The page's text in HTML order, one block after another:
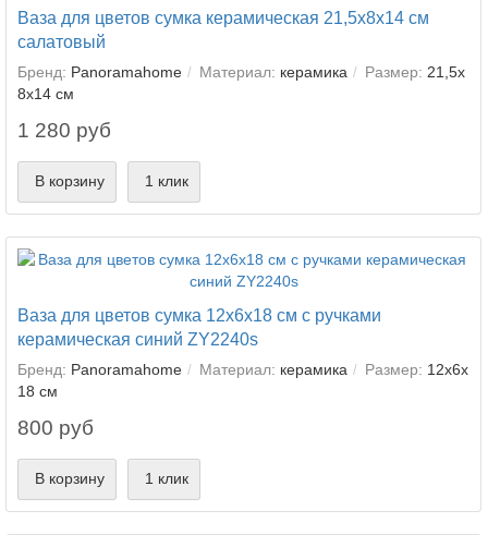
Ваза для цветов сумка керамическая 21,5х8х14 см
салатовый
Бренд: Panoramahome Материал: керамика Размер: 21,5х
8х14 см
1 280 руб
В корзину 1 клик
Ваза для цветов сумка 12х6х18 см с ручками
керамическая синий ZY2240s
Бренд: Panoramahome Материал: керамика Размер: 12х6х
18 см
800 руб
В корзину 1 клик